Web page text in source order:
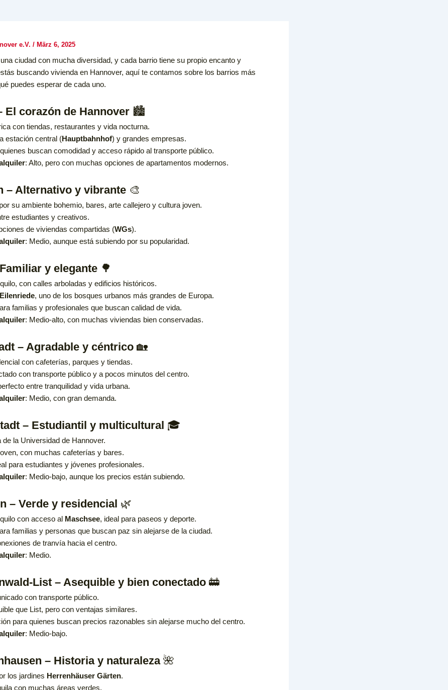
e.V. / März 6, 2025
ciudad con mucha diversidad, y cada barrio tiene su propio encanto y
buscando vivienda en Hannover, aquí te contamos sobre los barrios más
puedes esperar de cada uno.
El corazón de Hannover🏙️
con tiendas, restaurantes y vida nocturna.
estación central (Hauptbahnhof) y grandes empresas.
buscan comodidad y acceso rápido al transporte público.
: Alto, pero con muchas opciones de apartamentos modernos.
– Alternativo y vibrante🎨
su ambiente bohemio, bares, arte callejero y cultura joven.
estudiantes y creativos.
de viviendas compartidas (WGs).
: Medio, aunque está subiendo por su popularidad.
y elegante🌳
con calles arboladas y edificios históricos.
Eilenriede, uno de los bosques urbanos más grandes de Europa.
familias y profesionales que buscan calidad de vida.
: Medio-alto, con muchas viviendas bien conservadas.
– Agradable y céntrico🏡
con cafeterías, parques y tiendas.
con transporte público y a pocos minutos del centro.
entre tranquilidad y vida urbana.
: Medio, con gran demanda.
– Estudiantil y multicultural 🎓
de la Universidad de Hannover.
con muchas cafeterías y bares.
para estudiantes y jóvenes profesionales.
: Medio-bajo, aunque los precios están subiendo.
– Verde y residencial 🌿
con acceso al Maschsee, ideal para paseos y deporte.
familias y personas que buscan paz sin alejarse de la ciudad.
de tranvía hacia el centro.
: Medio.
List – Asequible y bien conectado🚋
con transporte público.
que List, pero con ventajas similares.
para quienes buscan precios razonables sin alejarse mucho del centro.
: Medio-bajo.
– Historia y naturaleza🌺
los jardines Herrenhäuser Gärten.
con muchas áreas verdes.